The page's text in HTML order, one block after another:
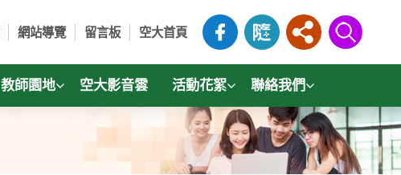
網站導覽 留言板 空大首頁
教師園地 空大影音雲 活動花絮 聯絡我們